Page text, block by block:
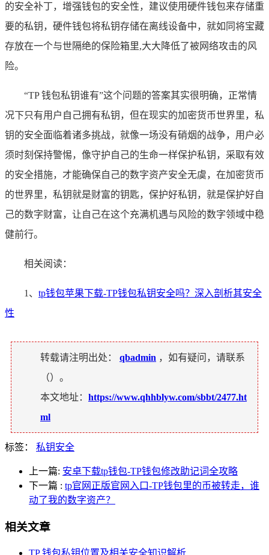
的安全补丁，增强钱包的安全性，建议使用硬件钱包来存储重
要的私钥，硬件钱包将私钥存储在离线设备中，就如同将宝藏
存放在一个与世隔绝的保险箱里,大大降低了被网络攻击的风
险。
“TP 钱包私钥谁有”这个问题的答案其实很明确，正常情
况下只有用户自己拥有私钥，但在现实的加密货币世界里，私
钥的安全面临着诸多挑战，就像一场没有硝烟的战争，用户必
须时刻保持警惕，像守护自己的生命一样保护私钥，采取有效
的安全措施，才能确保自己的数字资产安全无虞，在加密货币
的世界里，私钥就是财富的钥匙，保护好私钥，就是保护好自
己的数字财富，让自己在这个充满机遇与风险的数字领域中稳
健前行。
相关阅读：
1、 tp钱包苹果下载-TP钱包私钥安全吗？深入剖析其安全
性
转载请注明出处： qbadmin ，如有疑问，请联系
（）。
本文地址： https://www.qhhblyw.com/sbbt/2477.ht
ml
标签： 私钥安全
上一篇: 安卓下载tp钱包-TP钱包修改助记词全攻略
下一篇 : tp官网正版官网入口-TP钱包里的币被转走，谁
动了我的数字资产？
相关文章